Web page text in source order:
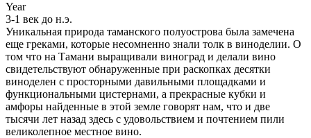
Year
3-1 век до н.э.
Уникальная природа таманского полуострова была замечена
еще греками, которые несомненно знали толк в виноделии. О
том что на Тамани выращивали виноград и делали вино
свидетельствуют обнаруженные при раскопках десятки
виноделен с просторными давильными площадками и
функциональными цистернами, а прекрасные кубки и
амфоры найденные в этой земле говорят нам, что и две
тысячи лет назад здесь с удовольствием и почтением пили
великолепное местное вино.